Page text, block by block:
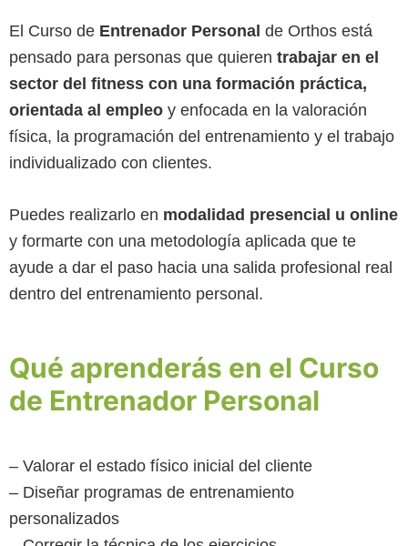
El Curso de Entrenador Personal de Orthos está
pensado para personas que quieren trabajar en el
sector del fitness con una formación práctica,
orientada al empleo y enfocada en la valoración
física, la programación del entrenamiento y el trabajo
individualizado con clientes.
Puedes realizarlo en modalidad presencial u online
y formarte con una metodología aplicada que te
ayude a dar el paso hacia una salida profesional real
dentro del entrenamiento personal.
Qué aprenderás en el Curso
de Entrenador Personal
– Valorar el estado físico inicial del cliente
– Diseñar programas de entrenamiento
personalizados